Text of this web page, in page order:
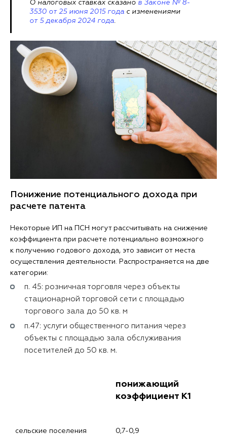
О налоговых ставках сказано в Законе № 8-
3530 от 25 июня 2015 года с изменениями
от 5 декабря 2024 года.
Понижение потенциального дохода при
расчете патента
Некоторые ИП на ПСН могут рассчитывать на снижение
коэффициента при расчете потенциально возможного
к получению годового дохода, это зависит от места
осуществления деятельности. Распространяется на две
категории:
п. 45: розничная торговля через объекты
стационарной торговой сети с площадью
торгового зала до 50 кв. м
п.47: услуги общественного питания через
объекты с площадью зала обслуживания
посетителей до 50 кв. м.
понижающий
коэффициент К1
сельские поселения
0,7-0,9